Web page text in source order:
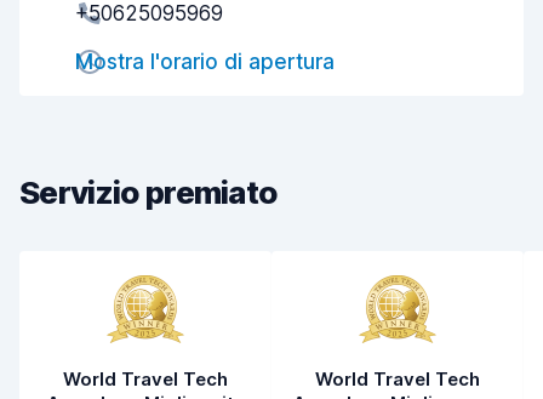
+50625095969
Mostra l'orario di apertura
Servizio premiato
World Travel Tech
World Travel Tech